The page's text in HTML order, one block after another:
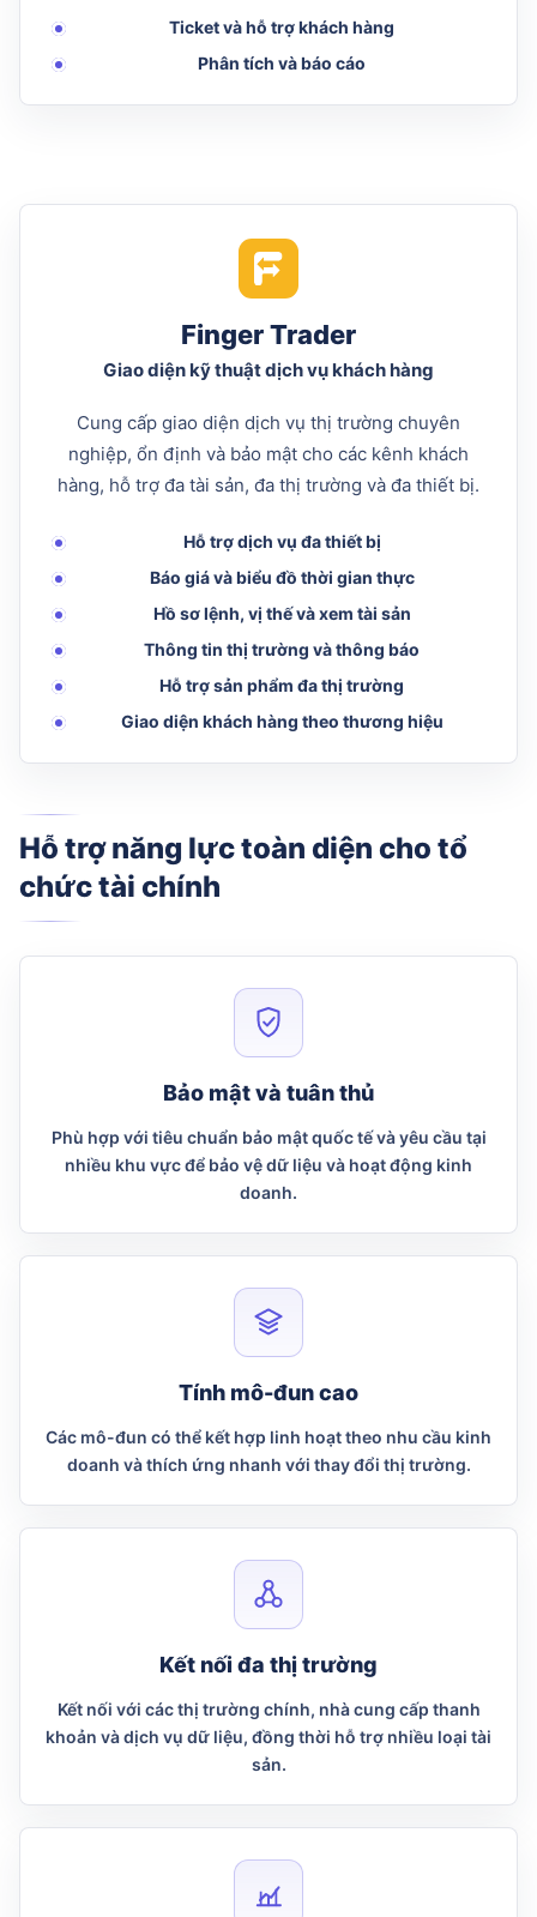
Ticket và hỗ trợ khách hàng
Phân tích và báo cáo
Finger Trader
Giao diện kỹ thuật dịch vụ khách hàng
Cung cấp giao diện dịch vụ thị trường chuyên
nghiệp, ổn định và bảo mật cho các kênh khách
hàng, hỗ trợ đa tài sản, đa thị trường và đa thiết bị.
Hỗ trợ dịch vụ đa thiết bị
Báo giá và biểu đồ thời gian thực
Hồ sơ lệnh, vị thế và xem tài sản
Thông tin thị trường và thông báo
Hỗ trợ sản phẩm đa thị trường
Giao diện khách hàng theo thương hiệu
Hỗ trợ năng lực toàn diện cho tổ
chức tài chính
Bảo mật và tuân thủ
Phù hợp với tiêu chuẩn bảo mật quốc tế và yêu cầu tại
nhiều khu vực để bảo vệ dữ liệu và hoạt động kinh
doanh.
Tính mô-đun cao
Các mô-đun có thể kết hợp linh hoạt theo nhu cầu kinh
doanh và thích ứng nhanh với thay đổi thị trường.
Kết nối đa thị trường
Kết nối với các thị trường chính, nhà cung cấp thanh
khoản và dịch vụ dữ liệu, đồng thời hỗ trợ nhiều loại tài
sản.